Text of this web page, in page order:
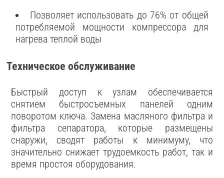
Позволяет использовать до 76% от общей
потребляемой мощности компрессора для
нагрева теплой воды
Техническое обслуживание
Быстрый доступ к узлам обеспечивается
снятием быстросъемных панелей одним
поворотом ключа. Замена масляного фильтра и
фильтра сепаратора, которые размещены
снаружи, сводят работы к минимуму, что
значительно снижает трудоемкость работ, так и
время простоя оборудования.